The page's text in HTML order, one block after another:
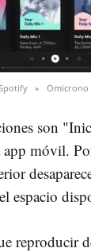
Omicrono
son
app móvil.
espacio
reproducir